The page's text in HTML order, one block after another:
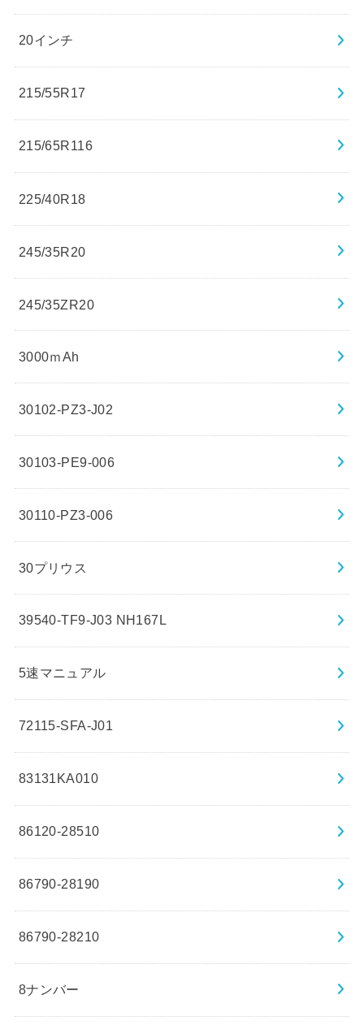
20インチ
215/55R17
215/65R116
225/40R18
245/35R20
245/35ZR20
3000ｍAh
30102-PZ3-J02
30103-PE9-006
30110-PZ3-006
30プリウス
39540-TF9-J03 NH167L
5速マニュアル
72115-SFA-J01
83131KA010
86120-28510
86790-28190
86790-28210
8ナンバー